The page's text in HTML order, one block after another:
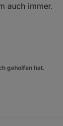
auch immer.
geholfen hat.